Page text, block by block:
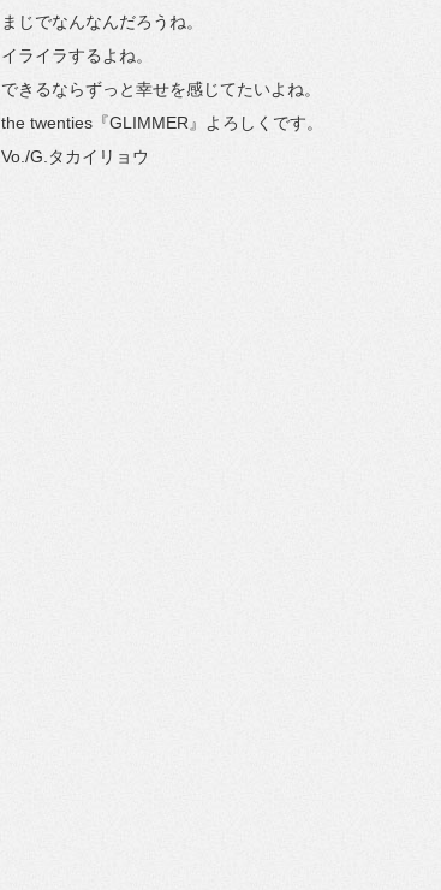
まじでなんなんだろうね。
イライラするよね。
できるならずっと幸せを感じてたいよね。
the twenties『GLIMMER』よろしくです。
Vo./G.タカイリョウ